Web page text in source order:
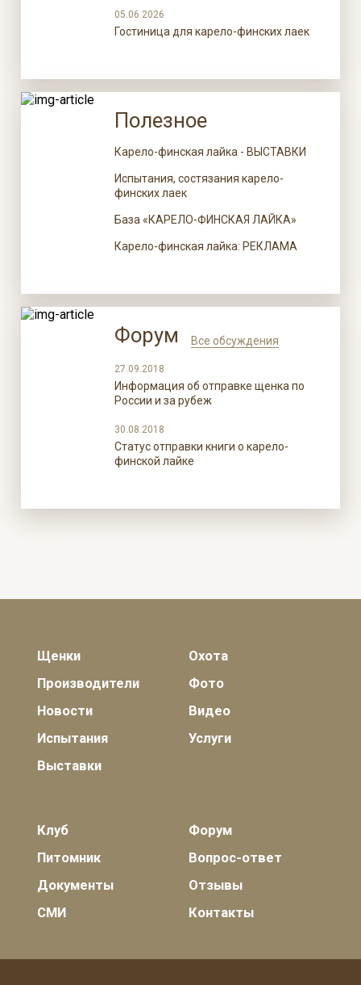
05.06.2026
Гостиница для карело-финских лаек
Полезное
Карело-финская лайка - ВЫСТАВКИ
Испытания, состязания карело-
финских лаек
База «КАРЕЛО-ФИНСКАЯ ЛАЙКА»
Карело-финская лайка: РЕКЛАМА
Форум Все обсуждения
27.09.2018
Информация об отправке щенка по
России и за рубеж
30.08.2018
Статус отправки книги о карело-
финской лайке
Щенки
Производители
Новости
Испытания
Выставки
Охота
Фото
Видео
Услуги
Клуб
Питомник
Документы
СМИ
Форум
Вопрос-ответ
Отзывы
Контакты